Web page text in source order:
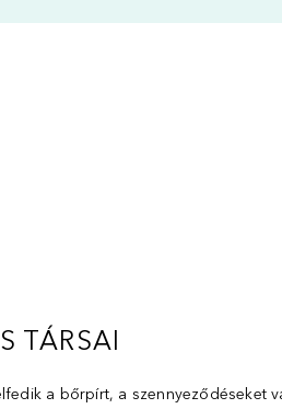
TÁRSAI
a bőrpírt, a szennyeződéseket